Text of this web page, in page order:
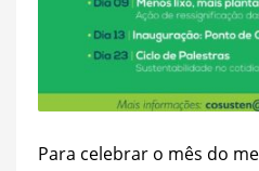
Para celebrar o mês do